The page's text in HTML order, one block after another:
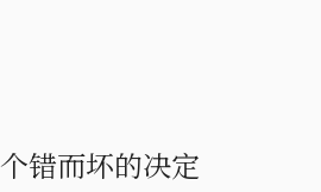
错而坏的决定